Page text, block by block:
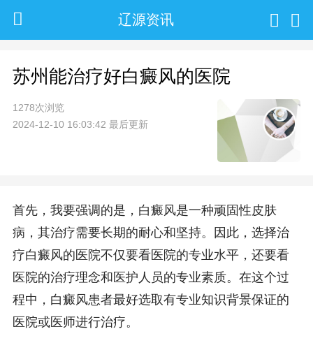
辽源资讯
苏州能治疗好白癜风的医院
1278次浏览
2024-12-10 16:03:42 最后更新
首先，我要强调的是，白癜风是一种顽固性皮肤
病，其治疗需要长期的耐心和坚持。因此，选择治
疗白癜风的医院不仅要看医院的专业水平，还要看
医院的治疗理念和医护人员的专业素质。在这个过
程中，白癜风患者最好选取有专业知识背景保证的
医院或医师进行治疗。